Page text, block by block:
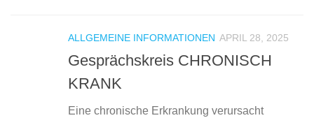
ALLGEMEINE INFORMATIONEN APRIL 28, 2025
Gesprächskreis CHRONISCH
KRANK
Eine chronische Erkrankung verursacht